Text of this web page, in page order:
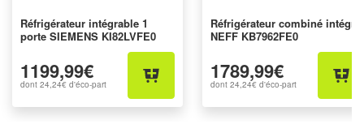
Réfrigérateur intégrable 1
porte SIEMENS KI82LVFE0
1199,99€
dont 24,24€ d'éco-part
Réfrigérateur combiné intégré
NEFF KB7962FE0
1789,99€
dont 24,24€ d'éco-part